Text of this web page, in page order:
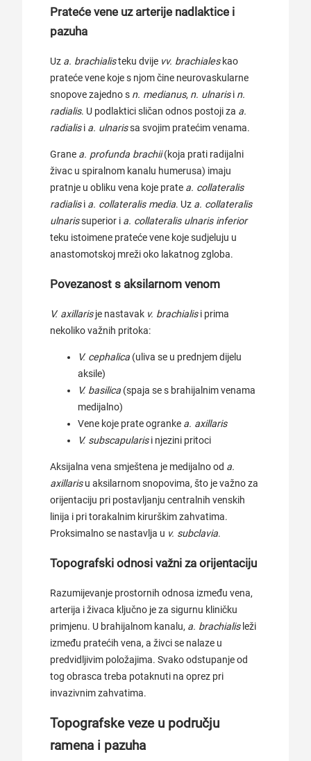
Prateće vene uz arterije nadlaktice i
pazuha
Uz a. brachialisteku dvije vv. brachialeskao
prateće vene koje s njom čine neurovaskularne
snopove zajedno s n. medianus, n. ulnarisi n.
radialis. U podlaktici sličan odnos postoji za a.
radialisi a. ulnarissa svojim pratećim venama.
Grane a. profunda brachii(koja prati radijalni
živac u spiralnom kanalu humerusa) imaju
pratnje u obliku vena koje prate a. collateralis
radialisi a. collateralis media. Uz a. collateralis
ulnarissuperior i a. collateralis ulnaris inferior
teku istoimene prateće vene koje sudjeluju u
anastomotskoj mreži oko lakatnog zgloba.
Povezanost s aksilarnom venom
V. axillarisje nastavak v. brachialisi prima
nekoliko važnih pritoka:
V. cephalica (uliva se u prednjem dijelu
aksile)
V. basilica (spaja se s brahijalnim venama
medijalno)
Vene koje prate ogranke a. axillaris
V. subscapularisi njezini pritoci
Aksijalna vena smještena je medijalno od a.
axillarisu aksilarnom snopovima, što je važno za
orijentaciju pri postavljanju centralnih venskih
linija i pri torakalnim kirurškim zahvatima.
Proksimalno se nastavlja u v. subclavia.
Topografski odnosi važni za orijentaciju
Razumijevanje prostornih odnosa između vena,
arterija i živaca ključno je za sigurnu kliničku
primjenu. U brahijalnom kanalu, a. brachialisleži
između pratećih vena, a živci se nalaze u
predvidljivim položajima. Svako odstupanje od
tog obrasca treba potaknuti na oprez pri
invazivnim zahvatima.
Topografske veze u području
ramena i pazuha